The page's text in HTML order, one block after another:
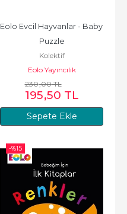
Sepete Ekle
Eolo Evcil Hayvanlar - Baby
Puzzle
Kolektif
Eolo Yayıncılık
230,00TL
195,50 TL
-%15